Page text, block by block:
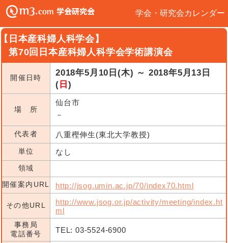
学会・研究会カレンダー
日本産科婦人科学会】
第70回日本産科婦人科学会学術講演会
開催日時
2018年5月10日(木) ～ 2018年5月13日
( 日 )
場 所
仙台市
－
代表者 八重樫伸生(東北大学教授)
単位 なし
領域
開催案内URL
http://jsog.umin.ac.jp/70/index70.html
その他URL
http://www.jsog.or.jp/activity/meeting/index.ht
ml
事務局
電話番号
TEL: 03-5524-6900